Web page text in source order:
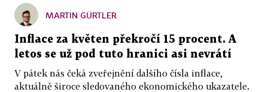
MARTIN GÜRTLER
Inflace za květen překročí 15 procent. A
letos se už pod tuto hranici asi nevrátí
V pátek nás čeká zveřejnění dalšího čísla inflace,
aktuálně široce sledovaného ekonomického ukazatele.